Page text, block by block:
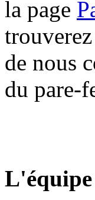
la page
de nous
du pare-